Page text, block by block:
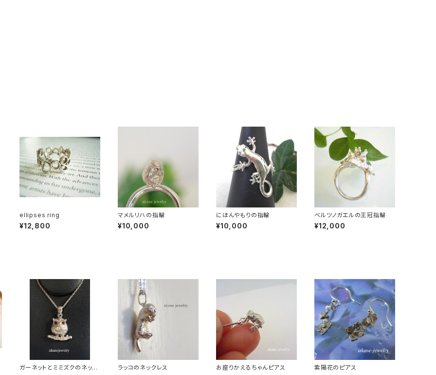
ellipses ring
¥12,800
マメルリハの指輪
¥10,000
にほんやもりの指輪
¥10,000
ベルツノガエルの王冠指輪
¥12,000
ガーネットとミミズクのネック
ラッコのネックレス お座りかえるちゃんピアス 紫陽花のピアス